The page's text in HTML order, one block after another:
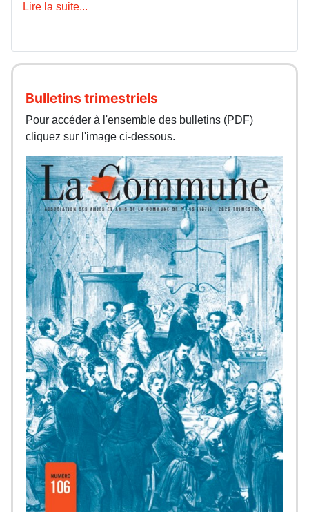
Lire la suite...
Bulletins trimestriels
Pour accéder à l'ensemble des bulletins (PDF)
cliquez sur l'image ci-dessous.